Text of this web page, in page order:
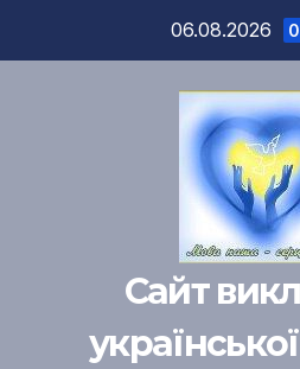
06.08.2026
Сайт